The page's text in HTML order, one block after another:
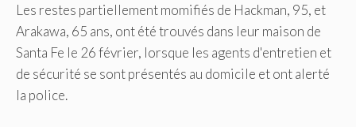
Les restes partiellement momifiés de Hackman, 95, et
Arakawa, 65 ans, ont été trouvés dans leur maison de
Santa Fe le 26 février, lorsque les agents d'entretien et
de sécurité se sont présentés au domicile et ont alerté
la police.